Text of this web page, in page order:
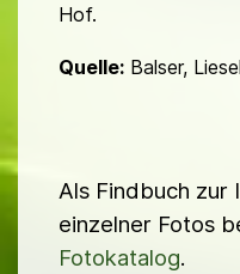
Hof.
Quelle: Balser,
Als Findbuch zur
einzelner Fotos
Fotokatalog.